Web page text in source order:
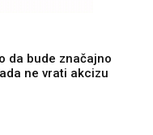
da bude značajno
ne vrati akcizu